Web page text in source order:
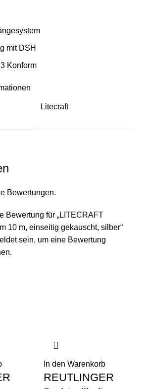
mit DSH
Konform
Litecraft
Bewertungen.
Bewertung für „LITECRAFT
10 m, einseitig gekauscht, silber“
sein, um eine Bewertung
In den Warenkorb
REUTLINGER